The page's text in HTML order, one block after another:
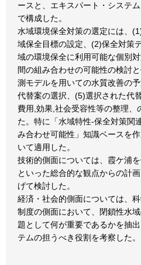
ースと、エキスパート・システ
で構成した。
水域環境保全対策の選定には、
域保全目標の設定、(2)保全対策
域の環境保全に利用可能な個別
間の組み合わせの可能性の検討
測モデルを用いての水質改善の
代替案の選択、(5)選択された代
費用,効果,社会受容性等の整理、
た。特に「水域特性-保全対策関
み合わせ可能性」知識ベースを
いて適用した。
技術的側面については、霞ケ浦
といった総合的な観点からの計
げて検討した。
経済・社会的側面については、
制度の側面において、閉鎖性水
題として何が重要であるかを抽
テムの担うべき役割を考察した。